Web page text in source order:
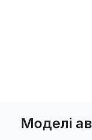
Моделі